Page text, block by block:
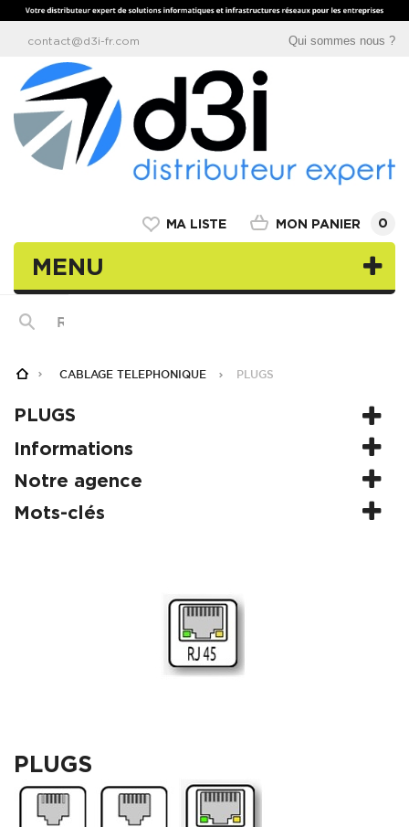
Qui sommes nous ?
contact@d3i-fr.com
MON PANIER 0
MA LISTE
MENU
CABLAGE TELEPHONIQUE PLUGS
PLUGS
Informations
Notre agence
Mots-clés
PLUGS